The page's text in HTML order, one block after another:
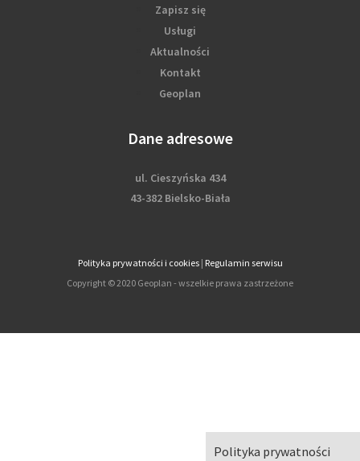
Polityka prywatności
Zapisz się
Usługi
Aktualności
Kontakt
Geoplan
Dane adresowe
ul. Cieszyńska 434
43-382 Bielsko-Biała
Polityka prywatności i cookies| Regulamin serwisu
Copyright © 2020 Geoplan - wszelkie prawa zastrzeżone